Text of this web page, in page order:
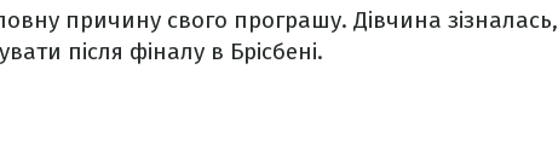
причину свого програшу. Дівчина зізналась,
після фіналу в Брісбені.